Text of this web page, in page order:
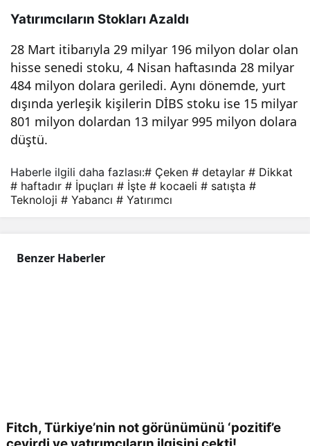
Yatırımcıların Stokları Azaldı
28 Mart itibarıyla 29 milyar 196 milyon dolar olan
hisse senedi stoku, 4 Nisan haftasında 28 milyar
484 milyon dolara geriledi. Aynı dönemde, yurt
dışında yerleşik kişilerin DİBS stoku ise 15 milyar
801 milyon dolardan 13 milyar 995 milyon dolara
düştü.
Haberle ilgili daha fazlası:# Çeken # detaylar # Dikkat
# haftadır # İpuçları # İşte # kocaeli # satışta #
Teknoloji # Yabancı # Yatırımcı
Benzer Haberler
Fitch, Türkiye’nin not görünümünü ‘pozitif’e